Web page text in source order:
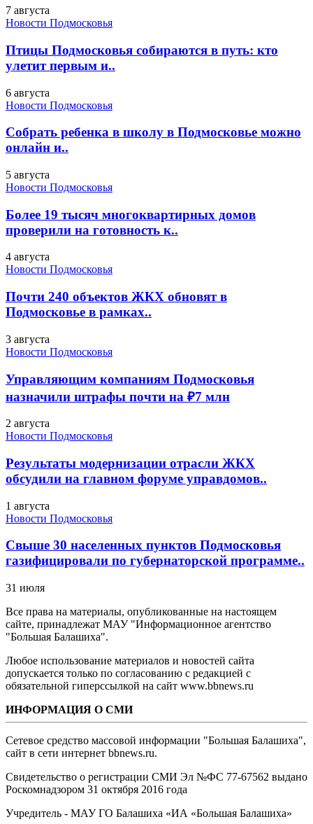
7 августа
Новости Подмосковья
Птицы Подмосковья собираются в путь: кто
улетит первым и..
6 августа
Новости Подмосковья
Собрать ребенка в школу в Подмосковье можно
онлайн и..
5 августа
Новости Подмосковья
Более 19 тысяч многоквартирных домов
проверили на готовность к..
4 августа
Новости Подмосковья
Почти 240 объектов ЖКХ обновят в
Подмосковье в рамках..
3 августа
Новости Подмосковья
Управляющим компаниям Подмосковья
назначили штрафы почти на ₽7 млн
2 августа
Новости Подмосковья
Результаты модернизации отрасли ЖКХ
обсудили на главном форуме управдомов..
1 августа
Новости Подмосковья
Свыше 30 населенных пунктов Подмосковья
газифицировали по губернаторской программе..
31 июля
Все права на материалы, опубликованные на настоящем
сайте, принадлежат МАУ "Информационное агентство
"Большая Балашиха".
Любое использование материалов и новостей сайта
допускается только по согласованию с редакцией с
обязательной гиперссылкой на сайт www.bbnews.ru
ИНФОРМАЦИЯ О СМИ
Сетевое средство массовой информации "Большая Балашиха",
сайт в сети интернет bbnews.ru.
Свидетельство о регистрации СМИ Эл №ФС ‎77-67562 выдано
Роскомнадзором 31 октября 2016 года
Учредитель - МАУ ГО Балашиха «ИА «Большая Балашиха»